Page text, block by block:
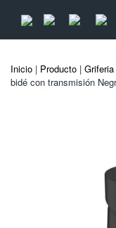
Inicio | Producto | Griferia
bidé con transmisión